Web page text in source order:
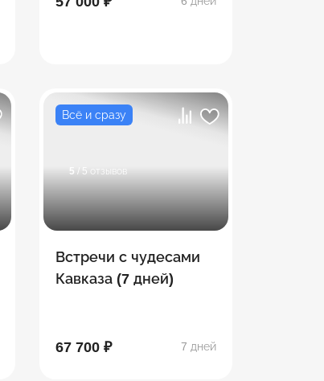
Всё и сразу
5 / 5 отзывов
Встречи с чудесами
Кавказа (7 дней)
67 700 ₽ 7 дней